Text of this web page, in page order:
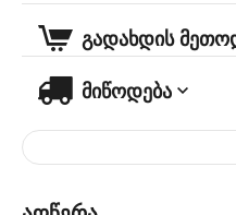
გადახდის
მიწოდება